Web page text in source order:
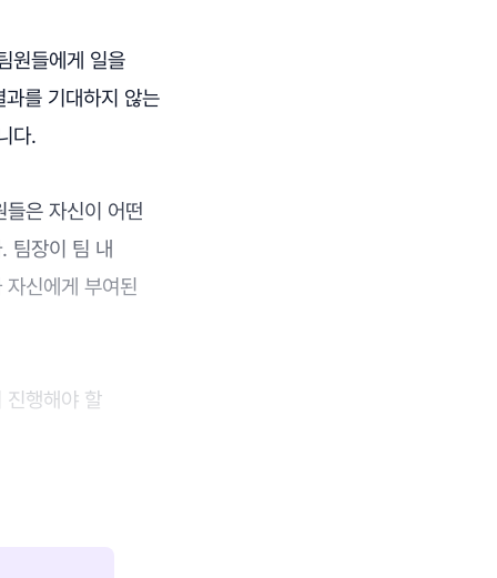
원들에게 일을
를 기대하지 않는
다.
은 자신이 어떤
팀장이 팀 내
신에게 부여된
진행해야 할